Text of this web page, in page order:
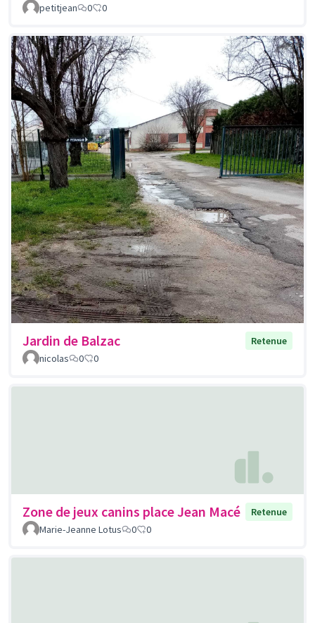
petitjean 0 0
Jardin de Balzac
Retenue
nicolas
0 0
Zone de jeux canins place Jean Macé
Retenue
Marie-Jeanne Lotus
0 0